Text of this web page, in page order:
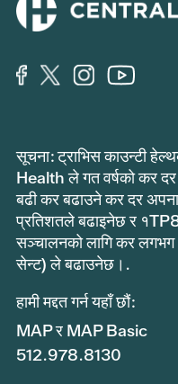
सूचना: ट्राभिस काउन्टी
Health ले गत वर्षको कर दर
बढी कर बढाउने कर दर
प्रतिशतले बढाइनेछ र
सञ्चालनको लागि कर
सेन्ट) ले बढाउनेछ।.
हामी मद्दत गर्न यहाँ छौं:
MAP र MAP Basic
512.978.8130